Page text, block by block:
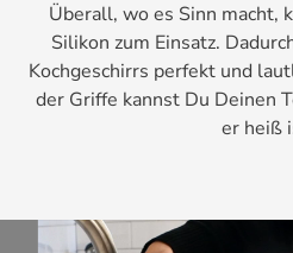
Überall, wo es Sinn macht,
Silikon zum Einsatz.
Kochgeschirrs perfekt und
der Griffe kannst Du Deinen
er heiß